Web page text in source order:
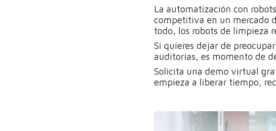
La automatización con
competitiva en un mercado
todo, los robots de limpieza
Si quieres dejar de
auditorías, es momento de
Solicita una demo virtual
empieza a liberar tiempo,